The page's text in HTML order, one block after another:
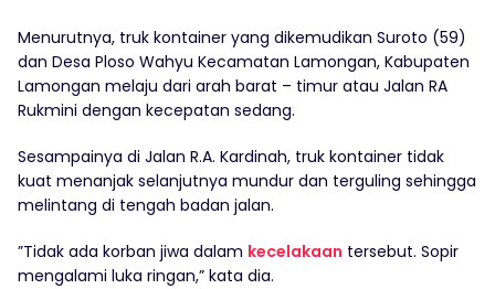
Menurutnya, truk kontainer yang dikemudikan Suroto (59)
dan Desa Ploso Wahyu Kecamatan Lamongan, Kabupaten
Lamongan melaju dari arah barat – timur atau Jalan RA
Rukmini dengan kecepatan sedang.
Sesampainya di Jalan R.A. Kardinah, truk kontainer tidak
kuat menanjak selanjutnya mundur dan terguling sehingga
melintang di tengah badan jalan.
”Tidak ada korban jiwa dalam kecelakaan tersebut. Sopir
mengalami luka ringan,” kata dia.